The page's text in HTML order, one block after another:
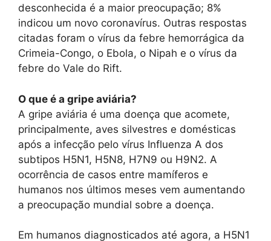
desconhecida é a maior preocupação; 8%
indicou um novo coronavírus. Outras respostas
citadas foram o vírus da febre hemorrágica da
Crimeia-Congo, o Ebola, o Nipah e o vírus da
febre do Vale do Rift.
O que é a gripe aviária?
A gripe aviária é uma doença que acomete,
principalmente, aves silvestres e domésticas
após a infecção pelo vírus Influenza A dos
subtipos H5N1, H5N8, H7N9 ou H9N2. A
ocorrência de casos entre mamíferos e
humanos nos últimos meses vem aumentando
a preocupação mundial sobre a doença.
Em humanos diagnosticados até agora, a H5N1